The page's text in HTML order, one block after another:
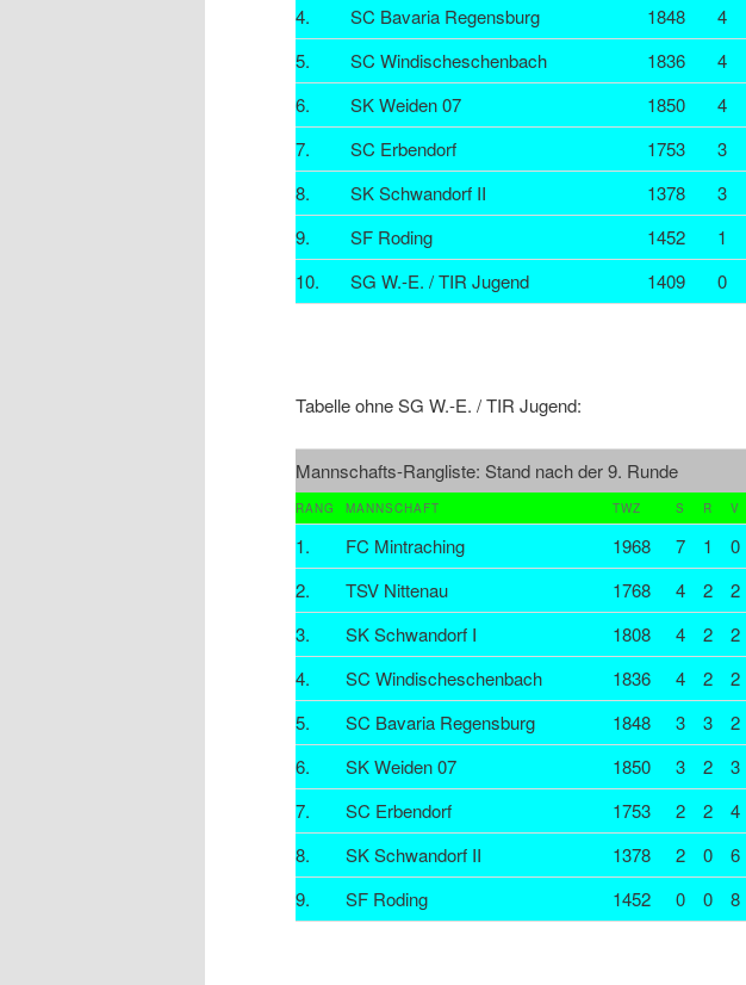
4.
SC Bavaria Regensburg 1848 4
5.
SC Windischeschenbach 1836 4
6.
SK Weiden 07 1850 4
7.
SC Erbendorf 1753 3
8.
SK Schwandorf II 1378 3
9.
SF Roding 1452 1
10.
SG W.-E. / TIR Jugend 1409 0
Tabelle ohne SG W.-E. / TIR Jugend:
Mannschafts-Rangliste: Stand nach der 9. Runde
RANG MANNSCHAFT TWZ S R V
1. FC Mintraching 1968 7 1 0
2.
TSV Nittenau 1768 4 2 2
3.
SK Schwandorf I 1808 4 2 2
4.
SC Windischeschenbach 1836 4 2 2
5.
SC Bavaria Regensburg 1848 3 3 2
6.
SK Weiden 07 1850 3 2 3
7.
SC Erbendorf 1753 2 2 4
8.
SK Schwandorf II 1378 2 0 6
9.
SF Roding 1452 0 0 8